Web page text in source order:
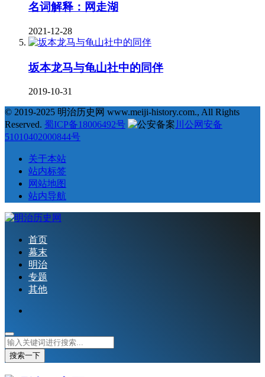
名词解释：网走湖
2021-12-28
坂本龙马与龟山社中的同伴
2019-10-31
© 2019-2025 明治历史网 www.meiji-history.com., All Rights
Reserved. 蜀ICP备18006492号
川公网安备
51010402000844号
关于本站
站内标签
网站地图
站内导航
首页
幕末
明治
专题
其他
搜索一下